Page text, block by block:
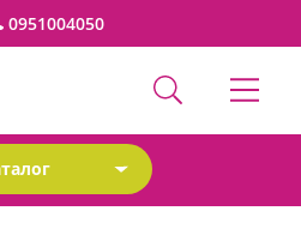
0951004050